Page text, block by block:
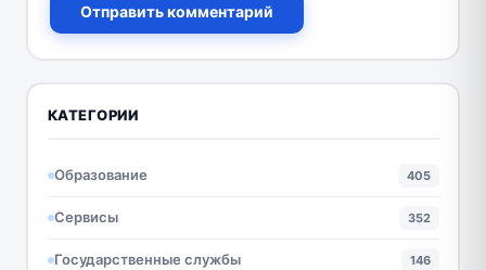
Отправить комментарий
КАТЕГОРИИ
Образование 405
Сервисы 352
Государственные службы 146